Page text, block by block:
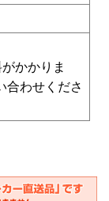
かかりま
合わせくださ